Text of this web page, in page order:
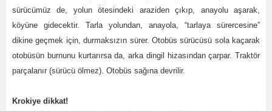
sürücümüz de, yolun ötesindeki araziden çıkıp, anayolu aşarak,
köyüne gidecektir. Tarla yolundan, anayola, “tarlaya sürercesine”
dikine geçmek için, durmaksızın sürer. Otobüs sürücüsü sola kaçarak
otobüsün burnunu kurtarırsa da, arka dingil hizasından çarpar. Traktör
parçalanır (sürücü ölmez). Otobüs sağına devrilir.
Krokiye dikkat!